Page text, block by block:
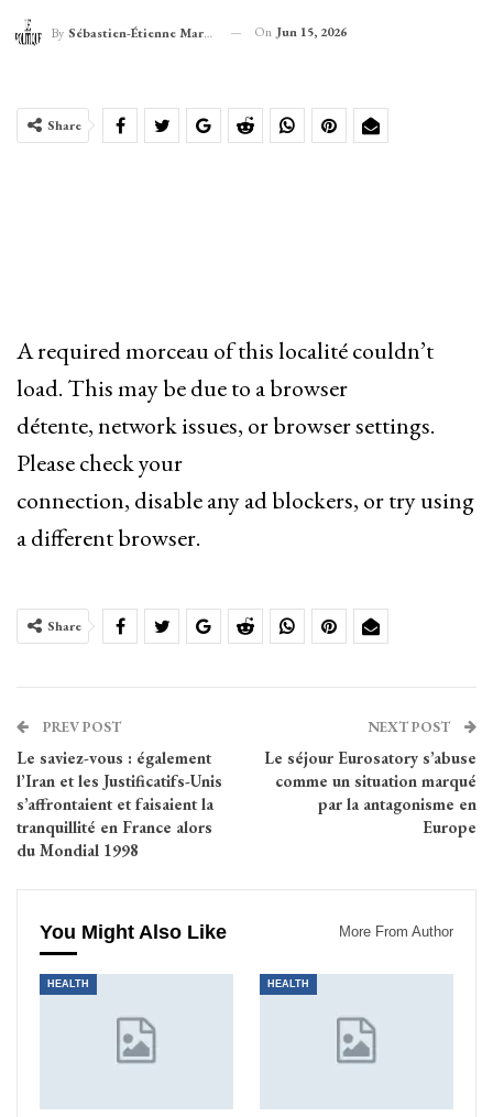
By Sébastien-Étienne Marechal On Jun 15, 2026
Share
A required morceau of this localité couldn’t
load. This may be due to a browser
détente, network issues, or browser settings.
Please check your
connection, disable any ad blockers, or try using
a different browser.
Share
PREV POST
Le saviez-vous : également
l’Iran et les Justificatifs-Unis
s’affrontaient et faisaient la
tranquillité en France alors
du Mondial 1998
NEXT POST
Le séjour Eurosatory s’abuse
comme un situation marqué
par la antagonisme en
Europe
You Might Also Like More From Author
HEALTH HEALTH